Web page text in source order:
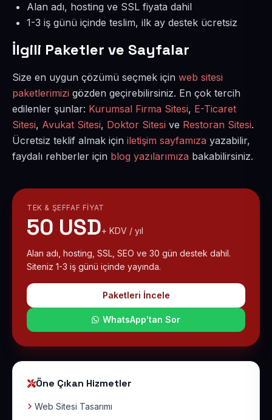
Alan adı, hosting ve SSL fiyata dahil
1-3 iş günü içinde teslim, ilk ay destek ücretsiz
İlgili Paketler ve Sayfalar
Size en uygun çözümü seçmek için web sitesi
paketlerimizi gözden geçirebilirsiniz. En çok tercih
edilenler şunlar: Kurumsal Firma Sitesi, E-Ticaret
Sitesi, Avukat Sitesi, Doktor Sitesi ve Restoran Sitesi.
Ücretsiz teklif almak için iletişim sayfamıza yazabilir,
faydalı rehberler için blog yazılarımıza bakabilirsiniz.
TEK & ŞEFFAF FIYAT
50 USD+ KDV / yıl
Alan adı, hosting, SSL, SEO ve 30 gün destek dahil.
Siteniz 1-3 iş günü içinde yayında.
Paketleri İncele
WhatsApp'tan Sor
Öne Çıkan Hizmetler
Web Sitesi Tasarımı